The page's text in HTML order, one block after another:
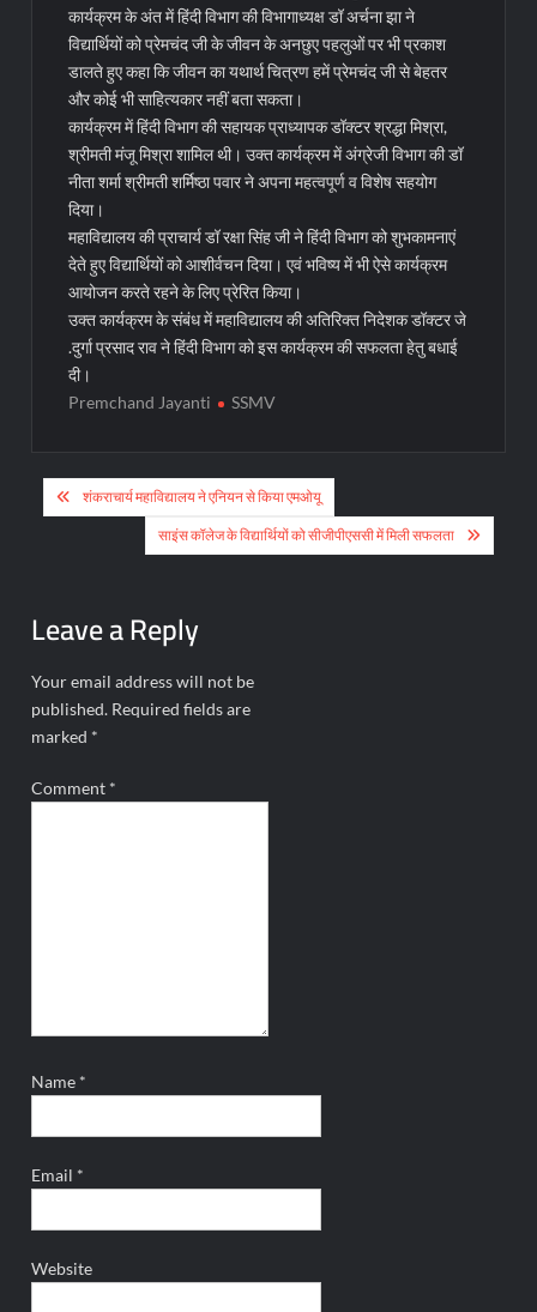
कार्यक्रम के अंत में हिंदी विभाग की विभागाध्यक्ष डॉ अर्चना झा ने
विद्यार्थियों को प्रेमचंद जी के जीवन के अनछुए पहलुओं पर भी प्रकाश
डालते हुए कहा कि जीवन का यथार्थ चित्रण हमें प्रेमचंद जी से बेहतर
और कोई भी साहित्यकार नहीं बता सकता।
कार्यक्रम में हिंदी विभाग की सहायक प्राध्यापक डॉक्टर श्रद्धा मिश्रा,
श्रीमती मंजू मिश्रा शामिल थी। उक्त कार्यक्रम में अंग्रेजी विभाग की डॉ
नीता शर्मा श्रीमती शर्मिष्ठा पवार ने अपना महत्वपूर्ण व विशेष सहयोग
दिया।
महाविद्यालय की प्राचार्य डॉ रक्षा सिंह जी ने हिंदी विभाग को शुभकामनाएं
देते हुए विद्यार्थियों को आशीर्वचन दिया। एवं भविष्य में भी ऐसे कार्यक्रम
आयोजन करते रहने के लिए प्रेरित किया।
उक्त कार्यक्रम के संबंध में महाविद्यालय की अतिरिक्त निदेशक डॉक्टर जे
.दुर्गा प्रसाद राव ने हिंदी विभाग को इस कार्यक्रम की सफलता हेतु बधाई
दी।
Premchand Jayanti
SSMV
Post
navigation
शंकराचार्य महाविद्यालय ने एनियन से किया एमओयू
साइंस कॉलेज के विद्यार्थियों को सीजीपीएससी में मिली सफलता
Leave a Reply
Your email address will not be
published. Required fields are
marked *
Comment *
Name *
Email *
Website